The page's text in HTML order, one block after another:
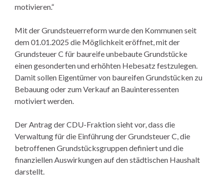
motivieren.“
Mit der Grundsteuerreform wurde den Kommunen seit
dem 01.01.2025 die Möglichkeit eröffnet, mit der
Grundsteuer C für baureife unbebaute Grundstücke
einen gesonderten und erhöhten Hebesatz festzulegen.
Damit sollen Eigentümer von baureifen Grundstücken zu
Bebauung oder zum Verkauf an Bauinteressenten
motiviert werden.
Der Antrag der CDU-Fraktion sieht vor, dass die
Verwaltung für die Einführung der Grundsteuer C, die
betroffenen Grundstücksgruppen definiert und die
finanziellen Auswirkungen auf den städtischen Haushalt
darstellt.